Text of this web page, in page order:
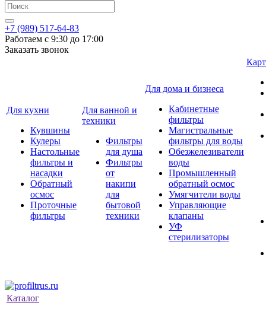
+7 (989) 517-64-83
Работаем с 9:30 до 17:00
Заказать звонок
Для кухни
Кувшины
Кулеры
Настольные
фильтры и
насадки
Обратный
осмос
Проточные
фильтры
Для ванной и
техники
Фильтры
для душа
Фильтры
от
накипи
для
бытовой
техники
Для дома и бизнеса
Кабинетные
фильтры
Магистральные
фильтры для воды
Обезжелезиватели
воды
Промышленный
обратный осмос
Умягчители воды
Управляющие
клапаны
УФ
стерилизаторы
Каталог